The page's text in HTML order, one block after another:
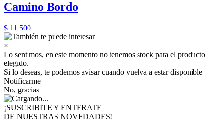
Camino Bordo
$ 11.500
×
Lo sentimos, en este momento no tenemos stock para el producto
elegido.
Si lo deseas, te podemos avisar cuando vuelva a estar disponible
Notificarme
No, gracias
¡SUSCRIBITE Y ENTERATE
DE NUESTRAS NOVEDADES!